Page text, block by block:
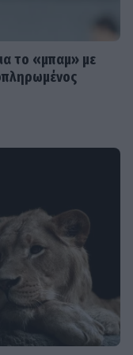
το «μπαμ» με